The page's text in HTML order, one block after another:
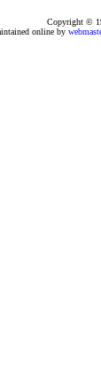
Copyright ©
online by